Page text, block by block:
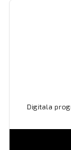
Digitala